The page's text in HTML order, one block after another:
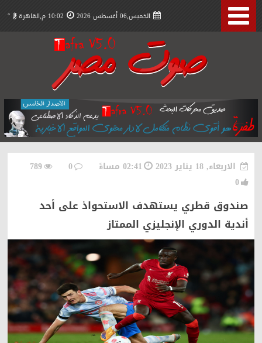
الخميس,06 أغسطس 2026 10:02 م,القاهرة °
الاربعاء, 18 يناير 2023 02:41 مساءً 0
789
0
صندوق قطري يستهدف الاستحواذ على أحد
أندية الدوري الإنجليزي الممتاز